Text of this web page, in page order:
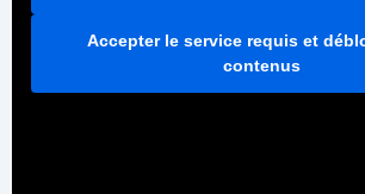
Accepter le service requis et
contenus